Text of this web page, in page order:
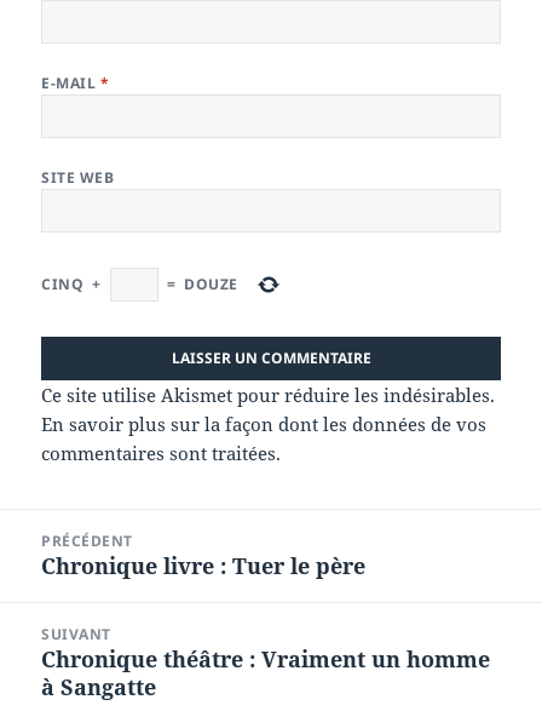
E-MAIL *
SITE WEB
CINQ + = DOUZE
Ce site utilise Akismet pour réduire les indésirables.
En savoir plus sur la façon dont les données de vos
commentaires sont traitées.
l’article
PRÉCÉDENT
Article
Chronique livre : Tuer le père
SUIVANT
Article
suivant :
Chronique théâtre : Vraiment un homme
à Sangatte